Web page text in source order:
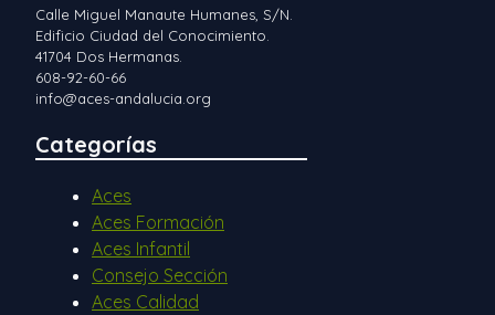
Calle Miguel Manaute Humanes, S/N.
Edificio Ciudad del Conocimiento.
41704 Dos Hermanas.
608-92-60-66
info@aces-andalucia.org
Categorías
Aces
Aces Formación
Aces Infantil
Consejo Sección
Aces Calidad